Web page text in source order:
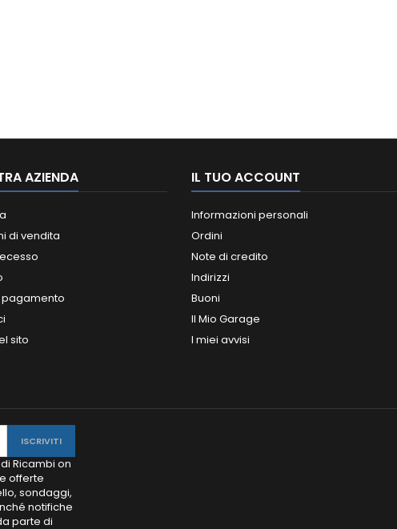
AZIENDA
di vendita
pagamento
sito
IL TUO ACCOUNT
Informazioni personali
Ordini
Note di credito
Indirizzi
Buoni
Il Mio Garage
I miei avvisi
Ricambi on
offerte
sondaggi,
notifiche
parte di